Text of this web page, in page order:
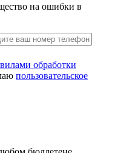
на ошибки в
обработки
пользовательское